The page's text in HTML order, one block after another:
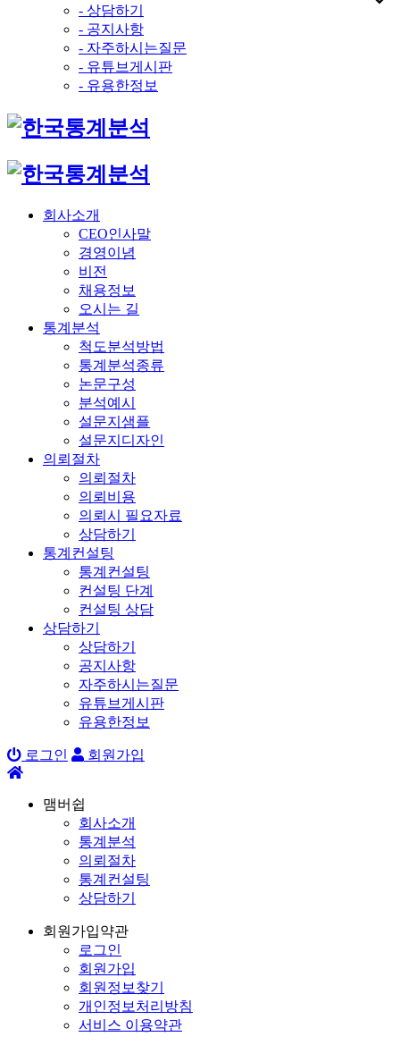
- 상담하기
- 공지사항
- 자주하시는질문
- 유튜브게시판
- 유용한정보
회사소개
CEO인사말
경영이념
비전
채용정보
오시는 길
통계분석
척도분석방법
통계분석종류
논문구성
분석예시
설문지샘플
설문지디자인
의뢰절차
의뢰절차
의뢰비용
의뢰시 필요자료
상담하기
통계컨설팅
통계컨설팅
컨설팅 단계
컨설팅 상담
상담하기
상담하기
공지사항
자주하시는질문
유튜브게시판
유용한정보
로그인 회원가입
맴버쉽
회사소개
통계분석
의뢰절차
통계컨설팅
상담하기
회원가입약관
로그인
회원가입
회원정보찾기
개인정보처리방침
서비스 이용약관